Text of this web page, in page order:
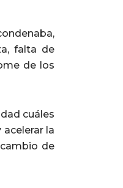
falta de
de los
cuáles
la
de